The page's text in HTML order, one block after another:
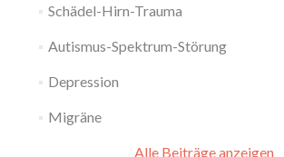
Schädel-Hirn-Trauma
Autismus-Spektrum-Störung
Depression
Migräne
Alle Beiträge anzeigen